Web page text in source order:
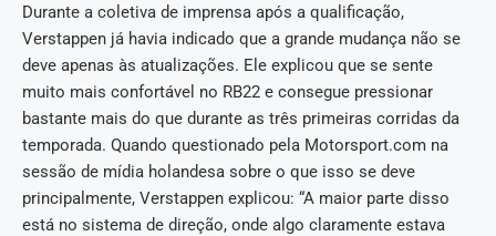
Durante a coletiva de imprensa após a qualificação,
Verstappen já havia indicado que a grande mudança não se
deve apenas às atualizações. Ele explicou que se sente
muito mais confortável no RB22 e consegue pressionar
bastante mais do que durante as três primeiras corridas da
temporada. Quando questionado pela Motorsport.com na
sessão de mídia holandesa sobre o que isso se deve
principalmente, Verstappen explicou: “A maior parte disso
está no sistema de direção, onde algo claramente estava